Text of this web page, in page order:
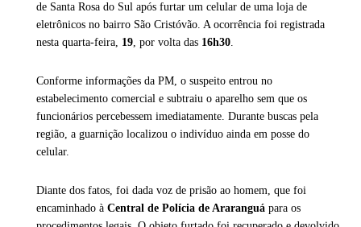
de Santa Rosa do Sul após furtar um celular de uma loja de
eletrônicos no bairro São Cristóvão. A ocorrência foi registrada
nesta quarta-feira, 19, por volta das 16h30.
Conforme informações da PM, o suspeito entrou no
estabelecimento comercial e subtraiu o aparelho sem que os
funcionários percebessem imediatamente. Durante buscas pela
região, a guarnição localizou o indivíduo ainda em posse do
celular.
Diante dos fatos, foi dada voz de prisão ao homem, que foi
encaminhado à Central de Polícia de Araranguá para os